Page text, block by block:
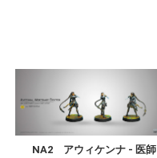
NA2 アウィケンナ - 医師